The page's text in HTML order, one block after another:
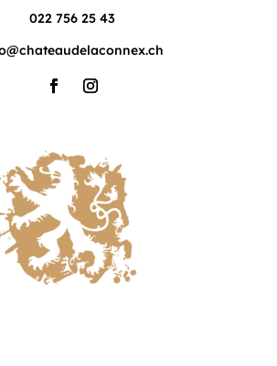
022 756 25 43